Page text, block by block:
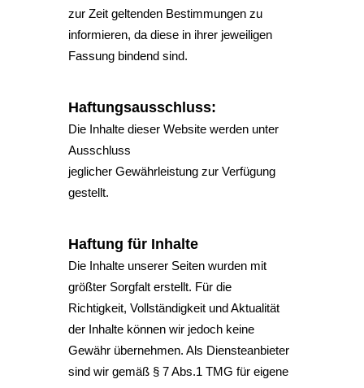
zur Zeit geltenden Bestimmungen zu
informieren, da diese in ihrer jeweiligen
Fassung bindend sind.
Haftungsausschluss:
Die Inhalte dieser Website werden unter
Ausschluss
jeglicher Gewährleistung zur Verfügung
gestellt.
Haftung für Inhalte
Die Inhalte unserer Seiten wurden mit
größter Sorgfalt erstellt. Für die
Richtigkeit, Vollständigkeit und Aktualität
der Inhalte können wir jedoch keine
Gewähr übernehmen. Als Diensteanbieter
sind wir gemäß § 7 Abs.1 TMG für eigene